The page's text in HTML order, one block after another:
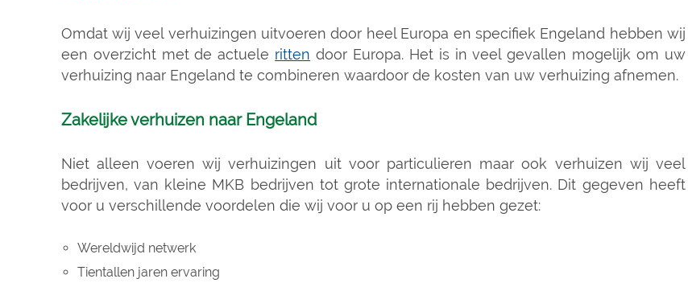
Omdat wij veel verhuizingen uitvoeren door heel Europa en specifiek Engeland hebben wij
een overzicht met de actuele ritten door Europa. Het is in veel gevallen mogelijk om uw
verhuizing naar Engeland te combineren waardoor de kosten van uw verhuizing afnemen.
Zakelijke verhuizen naar Engeland
Niet alleen voeren wij verhuizingen uit voor particulieren maar ook verhuizen wij veel
bedrijven, van kleine MKB bedrijven tot grote internationale bedrijven. Dit gegeven heeft
voor u verschillende voordelen die wij voor u op een rij hebben gezet:
Wereldwijd netwerk
Tientallen jaren ervaring